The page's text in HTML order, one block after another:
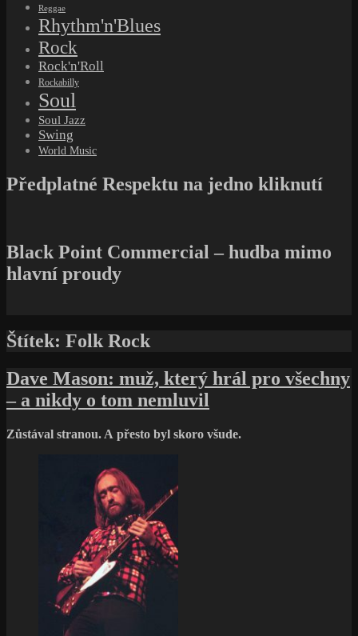
Reggae
Rhythm'n'Blues
Rock
Rock'n'Roll
Rockabilly
Soul
Soul Jazz
Swing
World Music
Předplatné Respektu na jedno kliknutí
Black Point Commercial – hudba mimo
hlavní proudy
Štítek: Folk Rock
Dave Mason: muž, který hrál pro všechny
– a nikdy o tom nemluvil
Zůstával stranou. A přesto byl skoro všude.